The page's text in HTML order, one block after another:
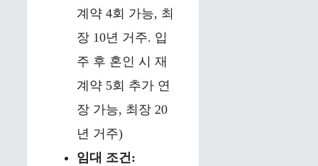
계약 4회 가능, 최
장 10년 거주. 입
주 후 혼인 시 재
계약 5회 추가 연
장 가능, 최장 20
년 거주)
임대 조건: